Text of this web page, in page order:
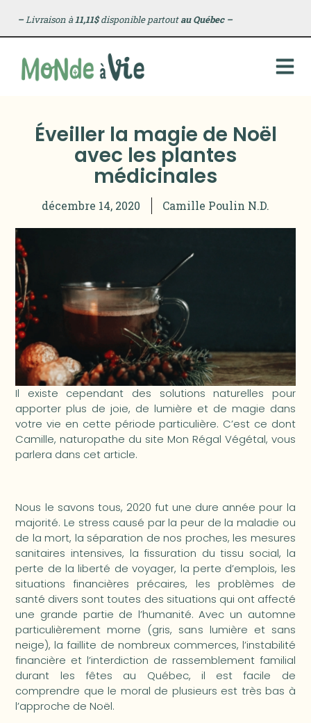
–Livraison à11,11$disponible partoutau Québec –
Éveiller la magie de Noël
avec les plantes
médicinales
décembre 14, 2020 Camille Poulin N.D.
Il existe cependant des solutions naturelles pour
apporter plus de joie, de lumière et de magie dans
votre vie en cette période particulière. C’est ce dont
Camille, naturopathe du site Mon Régal Végétal, vous
parlera dans cet article.
Nous le savons tous, 2020 fut une dure année pour la
majorité. Le stress causé par la peur de la maladie ou
de la mort, la séparation de nos proches, les mesures
sanitaires intensives, la fissuration du tissu social, la
perte de la liberté de voyager, la perte d’emplois, les
situations financières précaires, les problèmes de
santé divers sont toutes des situations qui ont affecté
une grande partie de l’humanité. Avec un automne
particulièrement morne (gris, sans lumière et sans
neige), la faillite de nombreux commerces, l’instabilité
financière et l’interdiction de rassemblement familial
durant les fêtes au Québec, il est facile de
comprendre que le moral de plusieurs est très bas à
l’approche de Noël.